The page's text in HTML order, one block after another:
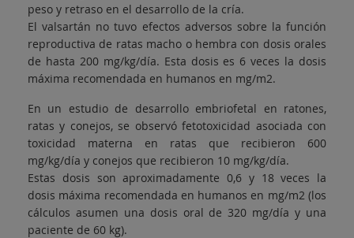
peso y retraso en el desarrollo de la cría.
El valsartán no tuvo efectos adversos sobre la función
reproductiva de ratas macho o hembra con dosis orales
de hasta 200 mg/kg/día. Esta dosis es 6 veces la dosis
máxima recomendada en humanos en mg/m2.
En un estudio de desarrollo embriofetal en ratones,
ratas y conejos, se observó fetotoxicidad asociada con
toxicidad materna en ratas que recibieron 600
mg/kg/día y conejos que recibieron 10 mg/kg/día.
Estas dosis son aproximadamente 0,6 y 18 veces la
dosis máxima recomendada en humanos en mg/m2 (los
cálculos asumen una dosis oral de 320 mg/día y una
paciente de 60 kg).